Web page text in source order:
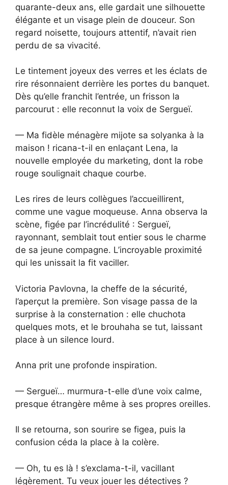
quarante-deux ans, elle gardait une silhouette
élégante et un visage plein de douceur. Son
regard noisette, toujours attentif, n’avait rien
perdu de sa vivacité.
Le tintement joyeux des verres et les éclats de
rire résonnaient derrière les portes du banquet.
Dès qu’elle franchit l’entrée, un frisson la
parcourut : elle reconnut la voix de Sergueï.
— Ma fidèle ménagère mijote sa solyanka à la
maison ! ricana-t-il en enlaçant Lena, la
nouvelle employée du marketing, dont la robe
rouge soulignait chaque courbe.
Les rires de leurs collègues l’accueillirent,
comme une vague moqueuse. Anna observa la
scène, figée par l’incrédulité : Sergueï,
rayonnant, semblait tout entier sous le charme
de sa jeune compagne. L’incroyable proximité
qui les unissait la fit vaciller.
Victoria Pavlovna, la cheffe de la sécurité,
l’aperçut la première. Son visage passa de la
surprise à la consternation : elle chuchota
quelques mots, et le brouhaha se tut, laissant
place à un silence lourd.
Anna prit une profonde inspiration.
— Sergueï… murmura-t-elle d’une voix calme,
presque étrangère même à ses propres oreilles.
Il se retourna, son sourire se figea, puis la
confusion céda la place à la colère.
— Oh, tu es là ! s’exclama-t-il, vacillant
légèrement. Tu veux jouer les détectives ?